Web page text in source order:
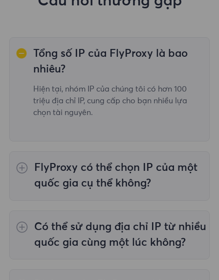
Tổng số IP của FlyProxy là bao
nhiêu?
Hiện tại, nhóm IP của chúng tôi có hơn 100
triệu địa chỉ IP, cung cấp cho bạn nhiều lựa
chọn tài nguyên.
FlyProxy có thể chọn IP của một
quốc gia cụ thể không?
toàn thế giới; Proxy dân cư không giới hạn
không hỗ trợ việc lựa chọn proxy cho các
quốc gia/khu vực được chỉ định;
Proxy dân
Có thể sử dụng địa chỉ IP từ nhiều
quốc gia cùng một lúc không?